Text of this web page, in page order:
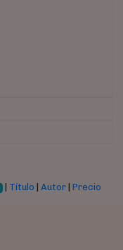
Título |Autor |Precio